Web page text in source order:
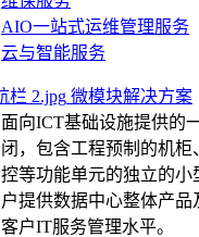
AIO一站式运维管理服务
云与智能服务
微模块解决方案
面向ICT基础设施提供的
闭，包含工程预制的机
控等功能单元的独立的小
户提供数据中心整体产
客户IT服务管理水平。